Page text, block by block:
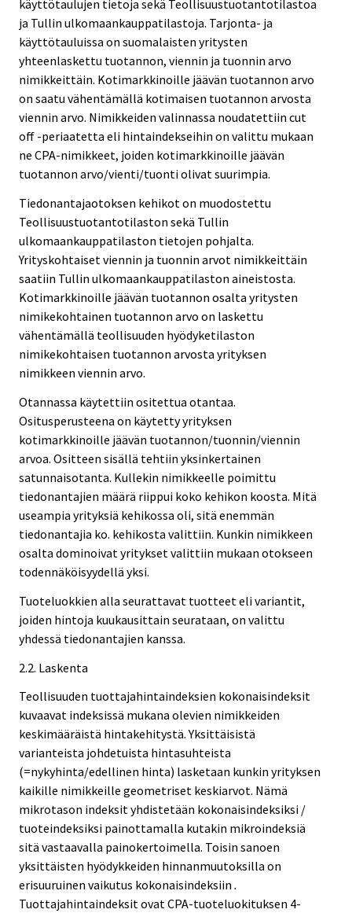
käyttötaulujen tietoja sekä Teollisuustuotantotilastoa
ja Tullin ulkomaankauppatilastoja. Tarjonta- ja
käyttötauluissa on suomalaisten yritysten
yhteenlaskettu tuotannon, viennin ja tuonnin arvo
nimikkeittäin. Kotimarkkinoille jäävän tuotannon arvo
on saatu vähentämällä kotimaisen tuotannon arvosta
viennin arvo. Nimikkeiden valinnassa noudatettiin cut
off -periaatetta eli hintaindekseihin on valittu mukaan
ne CPA-nimikkeet, joiden kotimarkkinoille jäävän
tuotannon arvo/vienti/tuonti olivat suurimpia.
Tiedonantajaotoksen kehikot on muodostettu
Teollisuustuotantotilaston sekä Tullin
ulkomaankauppatilaston tietojen pohjalta.
Yrityskohtaiset viennin ja tuonnin arvot nimikkeittäin
saatiin Tullin ulkomaankauppatilaston aineistosta.
Kotimarkkinoille jäävän tuotannon osalta yritysten
nimikekohtainen tuotannon arvo on laskettu
vähentämällä teollisuuden hyödyketilaston
nimikekohtaisen tuotannon arvosta yrityksen
nimikkeen viennin arvo.
Otannassa käytettiin ositettua otantaa.
Ositusperusteena on käytetty yrityksen
kotimarkkinoille jäävän tuotannon/tuonnin/viennin
arvoa. Ositteen sisällä tehtiin yksinkertainen
satunnaisotanta. Kullekin nimikkeelle poimittu
tiedonantajien määrä riippui koko kehikon koosta. Mitä
useampia yrityksiä kehikossa oli, sitä enemmän
tiedonantajia ko. kehikosta valittiin. Kunkin nimikkeen
osalta dominoivat yritykset valittiin mukaan otokseen
todennäköisyydellä yksi.
Tuoteluokkien alla seurattavat tuotteet eli variantit,
joiden hintoja kuukausittain seurataan, on valittu
yhdessä tiedonantajien kanssa.
2.2. Laskenta
Teollisuuden tuottajahintaindeksien kokonaisindeksit
kuvaavat indeksissä mukana olevien nimikkeiden
keskimääräistä hintakehitystä. Yksittäisistä
varianteista johdetuista hintasuhteista
(=nykyhinta/edellinen hinta) lasketaan kunkin yrityksen
kaikille nimikkeille geometriset keskiarvot. Nämä
mikrotason indeksit yhdistetään kokonaisindeksiksi /
tuoteindeksiksi painottamalla kutakin mikroindeksiä
sitä vastaavalla painokertoimella. Toisin sanoen
yksittäisten hyödykkeiden hinnanmuutoksilla on
erisuuruinen vaikutus kokonaisindeksiin .
Tuottajahintaindeksit ovat CPA-tuoteluokituksen 4-